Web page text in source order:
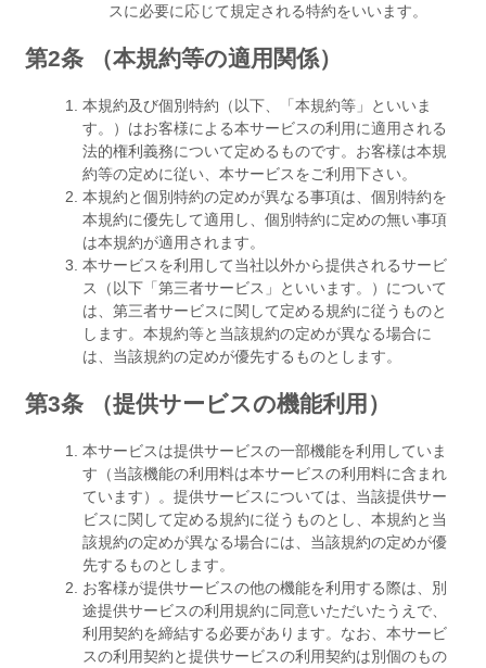
スに必要に応じて規定される特約をいいます。
第2条 （本規約等の適用関係）
本規約及び個別特約（以下、「本規約等」といいま
す。）はお客様による本サービスの利用に適用される
法的権利義務について定めるものです。お客様は本規
約等の定めに従い、本サービスをご利用下さい。
本規約と個別特約の定めが異なる事項は、個別特約を
本規約に優先して適用し、個別特約に定めの無い事項
は本規約が適用されます。
本サービスを利用して当社以外から提供されるサービ
ス（以下「第三者サービス」といいます。）について
は、第三者サービスに関して定める規約に従うものと
します。本規約等と当該規約の定めが異なる場合に
は、当該規約の定めが優先するものとします。
第3条 （提供サービスの機能利用）
本サービスは提供サービスの一部機能を利用していま
す（当該機能の利用料は本サービスの利用料に含まれ
ています）。提供サービスについては、当該提供サー
ビスに関して定める規約に従うものとし、本規約と当
該規約の定めが異なる場合には、当該規約の定めが優
先するものとします。
お客様が提供サービスの他の機能を利用する際は、別
途提供サービスの利用規約に同意いただいたうえで、
利用契約を締結する必要があります。なお、本サービ
スの利用契約と提供サービスの利用契約は別個のもの